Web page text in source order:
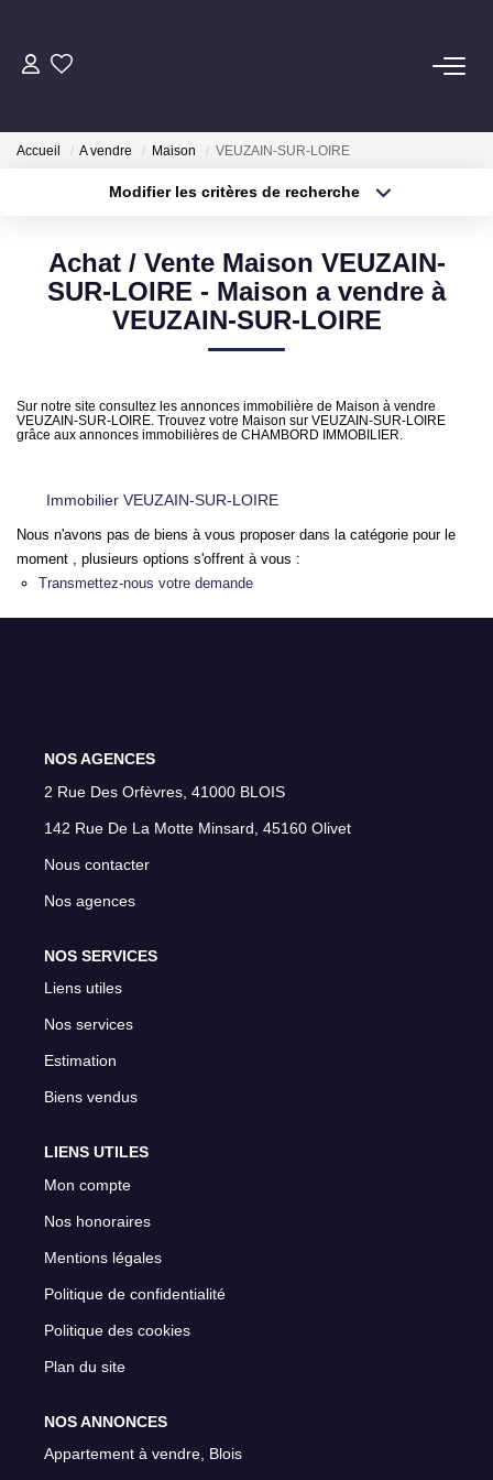
Pré-Estimation
Estimation Par Un Professionnel
GESTION
NOS AGENCES
Qui Sommes Nous
Nous Rejoindre
ESPACE CLIENT
Accueil A vendre Maison VEUZAIN-SUR-LOIRE
Modifier les critères de recherche
Type de bien
Budget max Plus de critères
Achat / Vente Maison VEUZAIN-
SUR-LOIRE - Maison a vendre à
VEUZAIN-SUR-LOIRE
Sur notre site consultez les annonces immobilière de Maison à vendre
VEUZAIN-SUR-LOIRE. Trouvez votre Maison sur VEUZAIN-SUR-LOIRE
grâce aux annonces immobilières de CHAMBORD IMMOBILIER.
Immobilier VEUZAIN-SUR-LOIRE
Nous n'avons pas de biens à vous proposer dans la catégorie pour le
moment , plusieurs options s'offrent à vous :
Transmettez-nous votre demande
NOS AGENCES
2 Rue Des Orfèvres, 41000 BLOIS
142 Rue De La Motte Minsard, 45160 Olivet
Nous contacter
Nos agences
NOS SERVICES
Liens utiles
Nos services
Estimation
Biens vendus
LIENS UTILES
Mon compte
Nos honoraires
Mentions légales
Politique de confidentialité
Politique des cookies
Plan du site
NOS ANNONCES
Appartement à vendre, Blois